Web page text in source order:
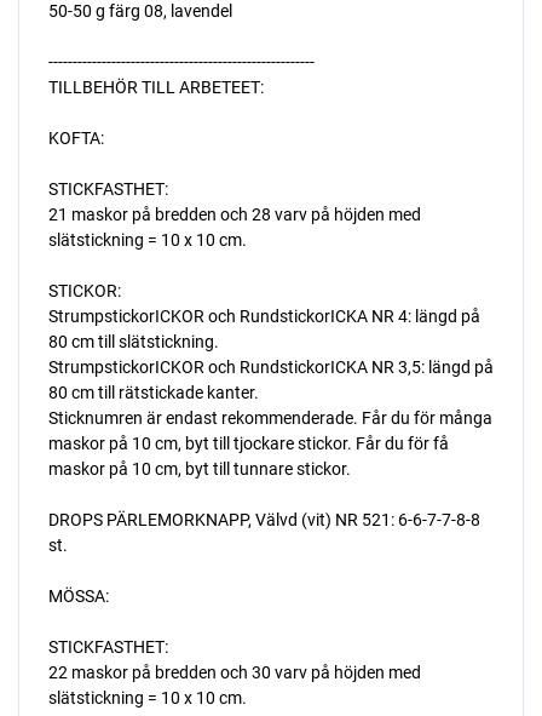
50-50 g färg 08, lavendel
-------------------------------------------------------
TILLBEHÖR TILL ARBETEET:
KOFTA:
STICKFASTHET:
21 maskor på bredden och 28 varv på höjden med
slätstickning = 10 x 10 cm.
STICKOR:
StrumpstickorICKOR och RundstickorICKA NR 4: längd på
80 cm till slätstickning.
StrumpstickorICKOR och RundstickorICKA NR 3,5: längd på
80 cm till rätstickade kanter.
Sticknumren är endast rekommenderade. Får du för många
maskor på 10 cm, byt till tjockare stickor. Får du för få
maskor på 10 cm, byt till tunnare stickor.
DROPS PÄRLEMORKNAPP, Välvd (vit) NR 521: 6-6-7-7-8-8
st.
MÖSSA:
STICKFASTHET:
22 maskor på bredden och 30 varv på höjden med
slätstickning = 10 x 10 cm.